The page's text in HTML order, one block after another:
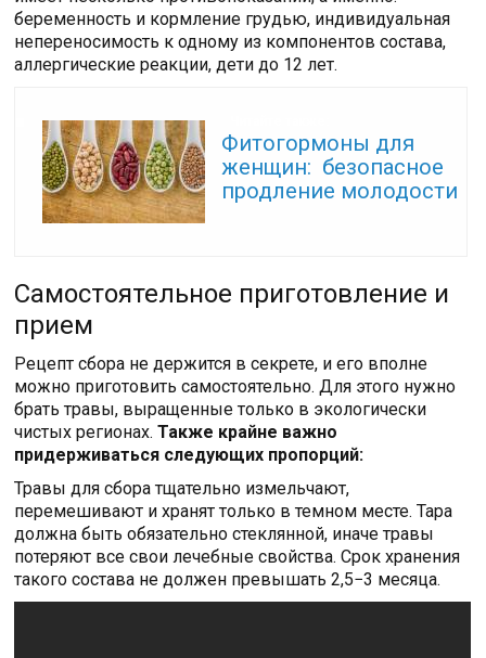
беременность и кормление грудью, индивидуальная
непереносимость к одному из компонентов состава,
аллергические реакции, дети до 12 лет.
Фитогормоны для
женщин: безопасное
продление молодости
Самостоятельное приготовление и
прием
Рецепт сбора не держится в секрете, и его вполне
можно приготовить самостоятельно. Для этого нужно
брать травы, выращенные только в экологически
чистых регионах.Также крайне важно
придерживаться следующих пропорций:
Травы для сбора тщательно измельчают,
перемешивают и хранят только в темном месте. Тара
должна быть обязательно стеклянной, иначе травы
потеряют все свои лечебные свойства. Срок хранения
такого состава не должен превышать 2,5−3 месяца.